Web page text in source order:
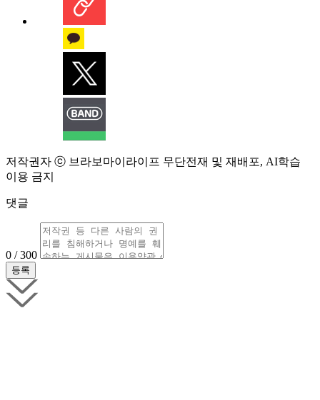
저작권자 ⓒ 브라보마이라이프 무단전재 및 재배포, AI학습
이용 금지
댓글
0 / 300